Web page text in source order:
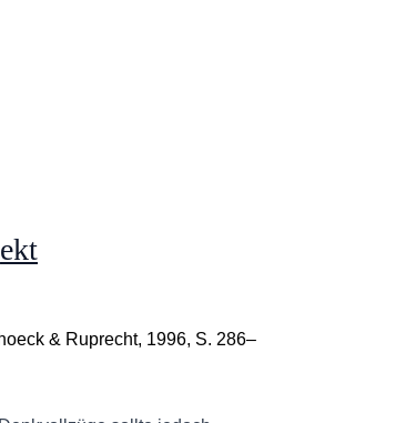
& Ruprecht, 1996, S. 286–